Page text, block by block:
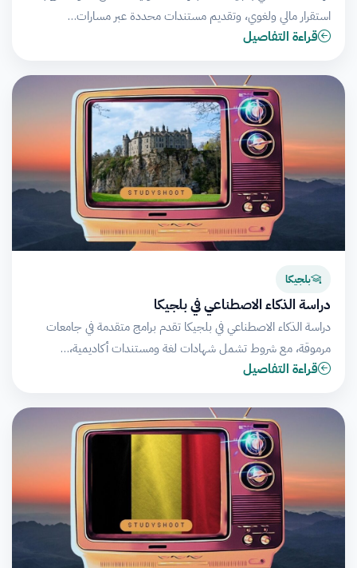
استقرار مالي ولغوي، وتقديم مستندات محددة عبر مسارات…
قراءة التفاصيل
بلجيكا
دراسة الذكاء الاصطناعي في بلجيكا
دراسة الذكاء الاصطناعي في بلجيكا تقدم برامج متقدمة في جامعات
مرموقة، مع شروط تشمل شهادات لغة ومستندات أكاديمية،…
قراءة التفاصيل